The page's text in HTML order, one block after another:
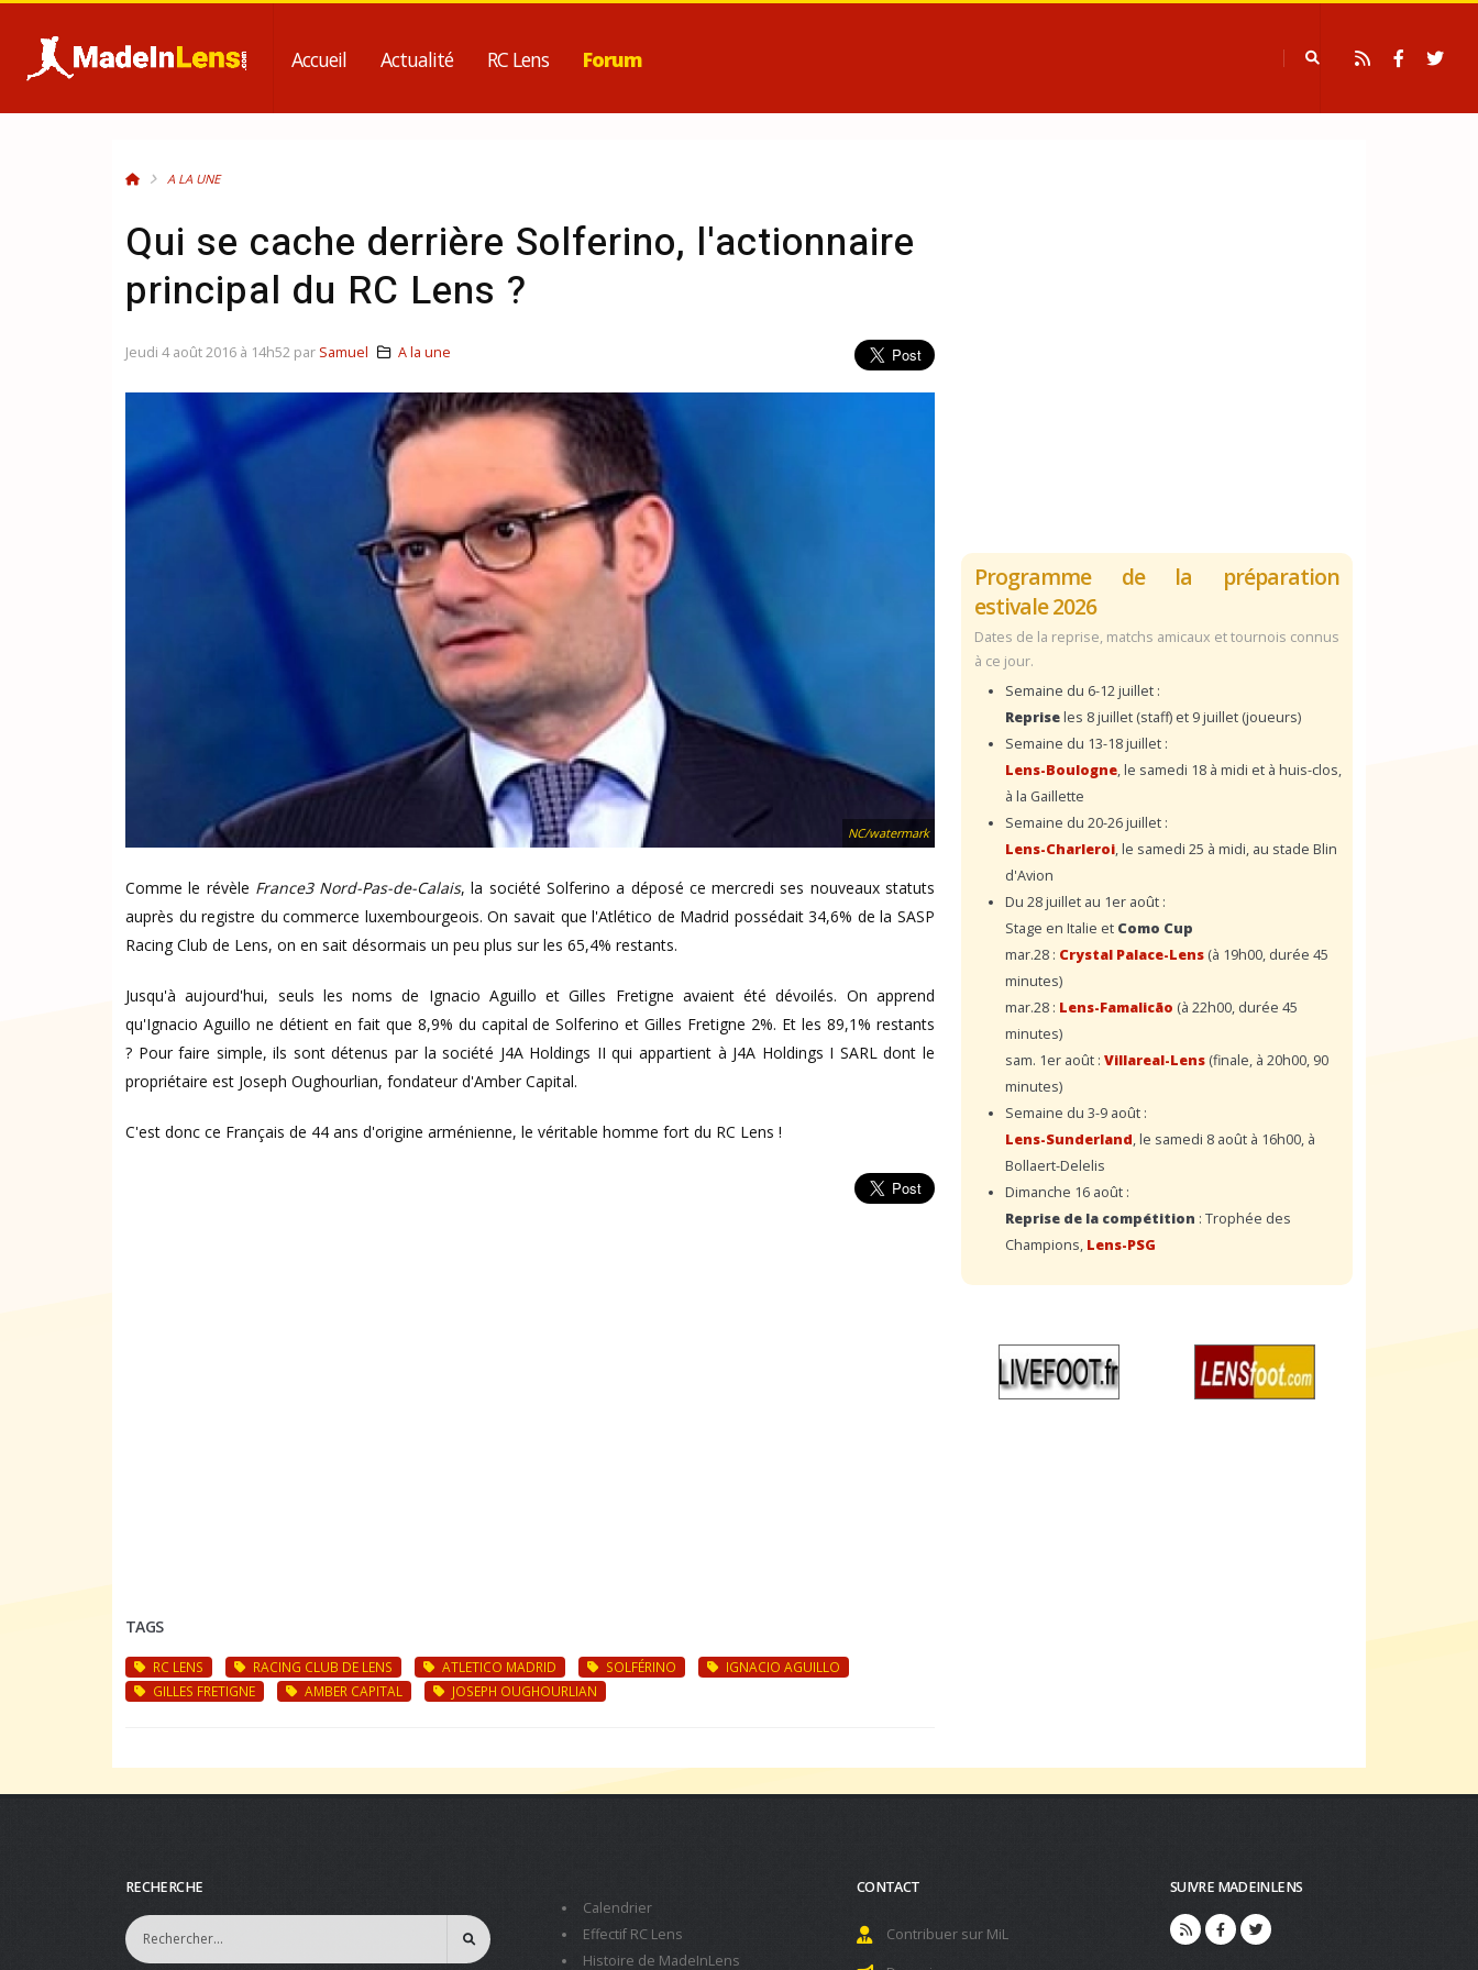
Accueil Actualité RC Lens Forum
A LA UNE
Qui se cache derrière Solferino, l'actionnaire
principal du RC Lens ?
NC/watermark
Comme le révèle France3 Nord-Pas-de-Calais, la société Solferino a déposé ce mercredi ses nouveaux statuts
auprès du registre du commerce luxembourgeois. On savait que l'Atlético de Madrid possédait 34,6% de la SASP
Racing Club de Lens, on en sait désormais un peu plus sur les 65,4% restants.
Jusqu'à aujourd'hui, seuls les noms de Ignacio Aguillo et Gilles Fretigne avaient été dévoilés. On apprend
qu'Ignacio Aguillo ne détient en fait que 8,9% du capital de Solferino et Gilles Fretigne 2%. Et les 89,1% restants
? Pour faire simple, ils sont détenus par la société J4A Holdings II qui appartient à J4A Holdings I SARL dont le
propriétaire est Joseph Oughourlian, fondateur d'Amber Capital.
C'est donc ce Français de 44 ans d'origine arménienne, le véritable homme fort du RC Lens !
Jeudi 4 août 2016 à 14h52 par Samuel A la une
TAGS
RC LENS RACING CLUB DE LENS ATLETICO MADRID SOLFÉRINO
IGNACIO AGUILLO
GILLES FRETIGNE
AMBER CAPITAL JOSEPH OUGHOURLIAN
Programme de la préparation
estivale 2026
Dates de la reprise, matchs amicaux et tournois connus
à ce jour.
Semaine du 6-12 juillet :
Repriseles 8 juillet (staff) et 9 juillet (joueurs)
Semaine du 13-18 juillet :
Lens-Boulogne, le samedi 18 à midi et à huis-clos,
à la Gaillette
Semaine du 20-26 juillet :
Lens-Charleroi, le samedi 25 à midi, au stade Blin
d'Avion
Du 28 juillet au 1er août :
Stage en Italie et Como Cup
mar.28 : Crystal Palace-Lens (à 19h00, durée 45
minutes)
mar.28 : Lens-Famalicão (à 22h00, durée 45
minutes)
sam. 1er août : Villareal-Lens (finale, à 20h00, 90
minutes)
Semaine du 3-9 août :
Lens-Sunderland, le samedi 8 août à 16h00, à
Bollaert-Delelis
Dimanche 16 août :
Reprise de la compétition : Trophée des
Champions, Lens-PSG
RECHERCHE
Calendrier
Effectif RC Lens
Histoire de MadeInLens
CONTACT
Contribuer sur MiL
SUIVRE MADEINLENS